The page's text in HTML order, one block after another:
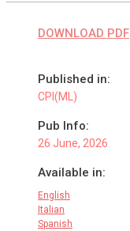
DOWNLOAD PDF
Published in:
CPI(ML)
Pub Info:
26 June, 2026
Available in:
English
Italian
Spanish